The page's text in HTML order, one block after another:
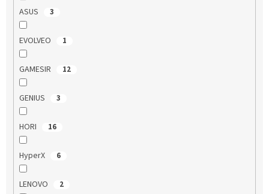
ASUS 3
EVOLVEO 1
GAMESIR 12
GENIUS 3
HORI 16
HyperX 6
LENOVO 2